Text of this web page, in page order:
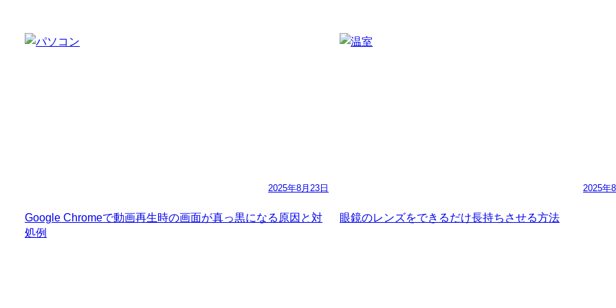
2025年8月23日
Google Chromeで動画再生時の画面が真っ黒になる原因と対
処例
2025年
眼鏡のレンズをできるだけ長持ちさせる方法